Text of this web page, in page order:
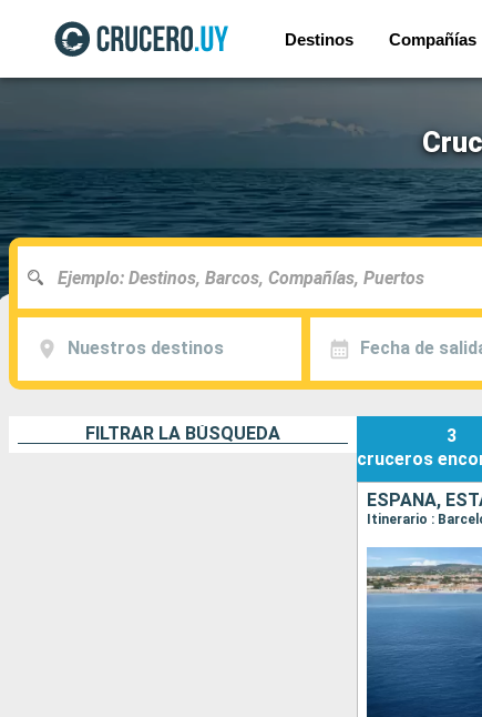
Destinos Compañías
Nuestros destinos Fecha de
FILTRAR LA BÚSQUEDA
3
cruceros
ESPAÑA,
Itinerario :